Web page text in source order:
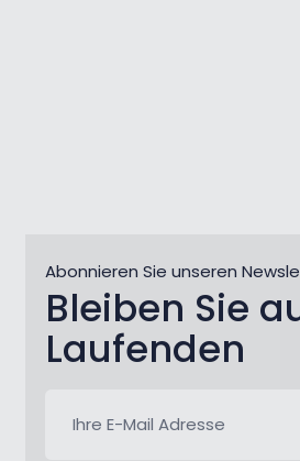
Abonnieren Sie unseren
Bleiben Sie
Laufenden